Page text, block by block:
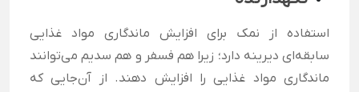
استفاده از نمک برای افزایش ماندگاری مواد غذایی
سابقه‌ای دیرینه دارد؛ زیرا هم فسفر و هم سدیم می‌توانند
ماندگاری مواد غذایی را افزایش دهند. از آن‌جایی که